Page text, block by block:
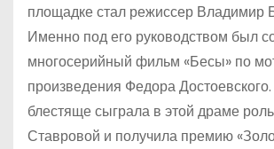
площадке стал режиссер Владимир
Именно под его руководством был
многосерийный фильм «Бесы» по
произведения Федора
блестяще сыграла в этой драме
Ставровой и получила премию